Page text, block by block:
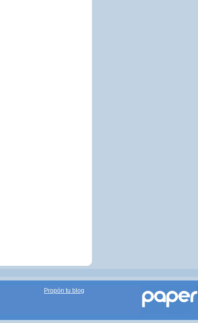
Propón tu blog